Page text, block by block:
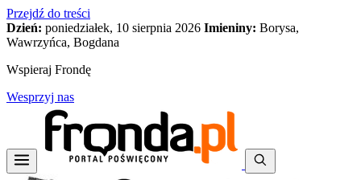
Przejdź do treści
Dzień: poniedziałek, 10 sierpnia 2026 Imieniny: Borysa,
Wawrzyńca, Bogdana
Wspieraj Frondę
Wesprzyj nas